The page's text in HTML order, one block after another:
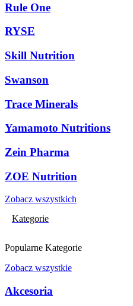
Rule One
RYSE
Skill Nutrition
Swanson
Trace Minerals
Yamamoto Nutritions
Zein Pharma
ZOE Nutrition
Zobacz wszystkich
Kategorie
Popularne Kategorie
Zobacz wszystkie
Akcesoria